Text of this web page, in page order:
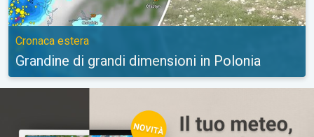
Cronaca estera
Grandine di grandi dimensioni in Polonia